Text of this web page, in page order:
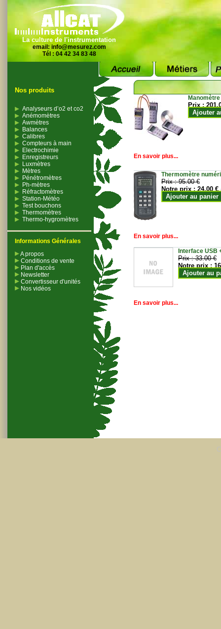
La culture de l'instrumentation
email: info@mesurez.com
Tél : 04 42 34 83 48
Nos produits
Analyseurs d’o2 et co2
Anémomètres
Awmètres
Balances
Calibres
Compteurs à main
Electrochimie
Enregistreurs
Luxmètres
Mètres
Pénétromètres
Ph-mètres
Réfractomètres
Station-Météo
Test bouchons
Thermomètres
Thermo-hygromètres
Informations Générales
A propos
Conditions de vente
Plan d'accès
Newsletter
Convertisseur d'unités
Nos vidéos
Prix :
Ajouter
En savoir plus...
Thermomètre
Prix :95.00 €
Notre prix :24.00 €
Ajouter au panier
En savoir plus...
Interface USB
Prix :33.00 €
Notre prix :
Ajouter au
En savoir plus...